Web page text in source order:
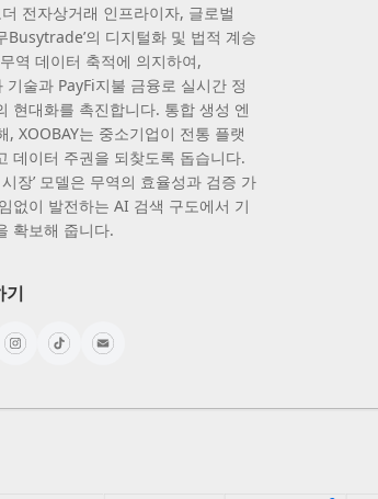
전자상거래 인프라이자, 글로벌
Busytrade’의 디지털화 및 법적 계승
역 데이터 축적에 의지하여,
기술과 PayFi지불 금융로 실시간 정
현대화를 촉진합니다. 통합 생성 엔
, XOOBAY는 중소기업이 전통 플랫
데이터 주권을 되찾도록 돕습니다.
장’ 모델은 무역의 효율성과 검증 가
없이 발전하는 AI 검색 구도에서 기
확보해 줍니다.
기